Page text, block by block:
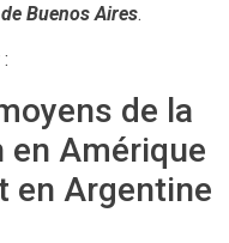
Buenos Aires.
de la
Amérique
en Argentine